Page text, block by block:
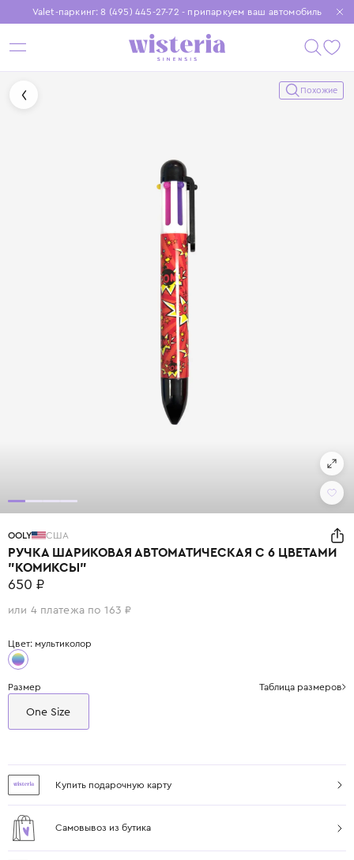
Valet-паркинг: 8 (495) 445-27-72 - припаркуем ваш автомобиль
Бесплатная доставка при заказе от 15 000 ₽
Установите приложение, чтобы покупки были еще удобнее
Похожие
OOLY США
РУЧКА ШАРИКОВАЯ АВТОМАТИЧЕСКАЯ С 6 ЦВЕТАМИ
"КОМИКСЫ"
650 ₽
или 4 платежа по 163 ₽
Цвет: мультиколор
Размер Таблица размеров
One Size
Купить подарочную карту
Самовывоз из бутика